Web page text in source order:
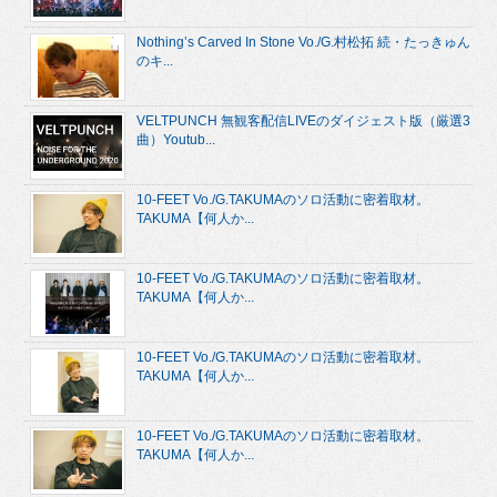
Nothing’s Carved In Stone Vo./G.村松拓 続・たっきゅん
のキ...
VELTPUNCH 無観客配信LIVEのダイジェスト版（厳選3
曲）Youtub...
10-FEET Vo./G.TAKUMAのソロ活動に密着取材。
TAKUMA【何人か...
10-FEET Vo./G.TAKUMAのソロ活動に密着取材。
TAKUMA【何人か...
10-FEET Vo./G.TAKUMAのソロ活動に密着取材。
TAKUMA【何人か...
10-FEET Vo./G.TAKUMAのソロ活動に密着取材。
TAKUMA【何人か...